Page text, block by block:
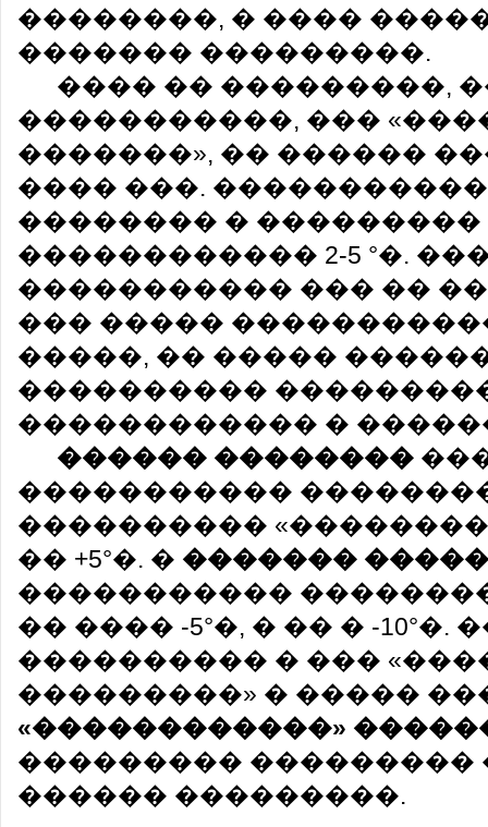
��������, � ����
������� ���������.
���� �� ���������,
�����������, ���
�������», �� ������
���� ���.
�������� � ���������
������������ 2-5 °�.
����������� ��� ��
��� �����
�����, �� �����
����������
������������ �
������ ��������
����������� ��������
����������
�� +5°�. � �������
�����������
�� ���� -5°�, � �� � -
���������� � ���
���������» � �����
«������������»
��������� ���������
������ ���������.